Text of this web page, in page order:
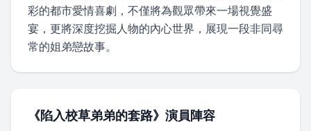
彩的都市愛情喜劇，不僅將為觀眾帶來一場視覺盛
宴，更將深度挖掘人物的內心世界，展現一段非同尋
常的姐弟戀故事。
《陷入校草弟弟的套路》演員陣容